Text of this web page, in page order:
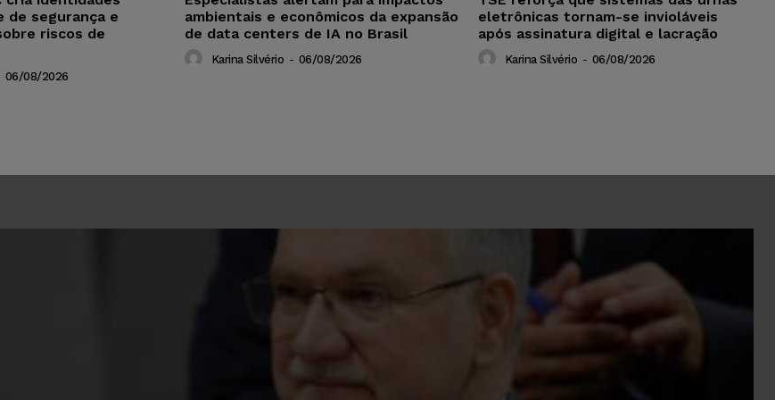
de segurança e
riscos de
06/08/2026
ambientais e econômicos da expansão
de data centers de IA no Brasil
Karina Silvério - 06/08/2026
eletrônicas tornam-se invioláveis
após assinatura digital e lacração
Karina Silvério - 06/08/2026